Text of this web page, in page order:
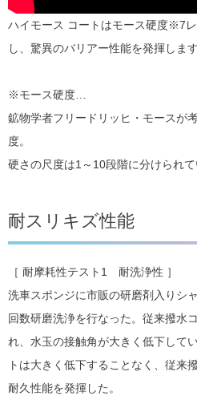
ハイモース コートはモース硬度※7
し、驚異のバリアー性能を発揮します
※モース硬度…
鉱物学者フリードリッヒ・モースが
度。
硬さの尺度は1～10段階に分けられて
耐スリキズ性能
［ 耐摩耗性テスト1 耐洗浄性 ］
洗車スポンジに市販の研磨剤入りシ
回数研磨洗浄を行なった。従来撥水
れ、水玉の接触角が大きく低下して
トは大きく低下することなく、従来
耐久性能を発揮した。